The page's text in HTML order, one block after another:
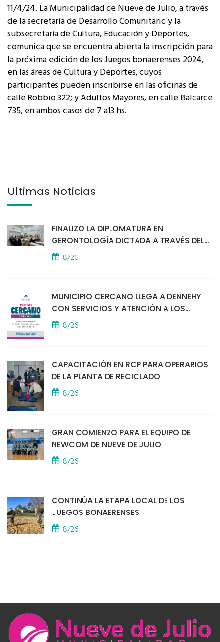
11/4/24. La Municipalidad de Nueve de Julio, a través
de la secretaría de Desarrollo Comunitario y la
subsecretaría de Cultura, Educación y Deportes,
comunica que se encuentra abierta la inscripción para
la próxima edición de los Juegos bonaerenses 2024,
en las áreas de Cultura y Deportes, cuyos
participantes pueden inscribirse en las oficinas de
calle Robbio 322; y Adultos Mayores, en calle Balcarce
735, en ambos casos de 7 a13 hs.
Últimas Noticias
FINALIZÓ LA DIPLOMATURA EN
GERONTOLOGÍA DICTADA A TRAVÉS DEL
PROGRAMA PUENTES
8/26
MUNICIPIO CERCANO LLEGA A DENNEHY
CON SERVICIOS Y ATENCIÓN A LOS
VECINOS
8/26
CAPACITACIÓN EN RCP PARA OPERARIOS
DE LA PLANTA DE RECICLADO
8/26
GRAN COMIENZO PARA EL EQUIPO DE
NEWCOM DE NUEVE DE JULIO
8/26
CONTINÚA LA ETAPA LOCAL DE LOS
JUEGOS BONAERENSES
8/26